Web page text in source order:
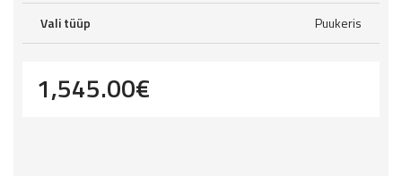
Vali tüüp Puukeris
1,545.00€